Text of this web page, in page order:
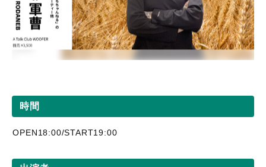
時間
OPEN18:00/START19:00